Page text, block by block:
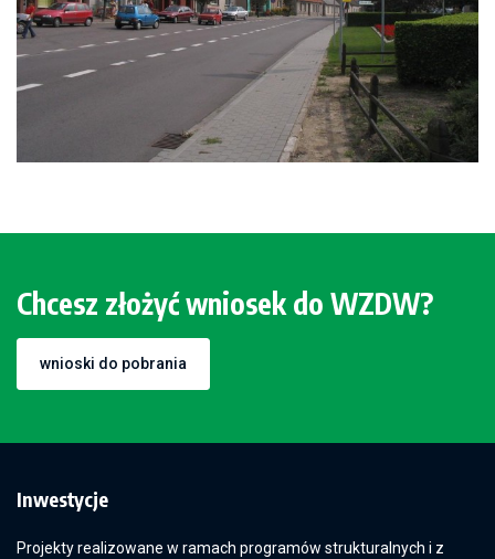
Chcesz złożyć wniosek do WZDW?
wnioski do pobrania
Inwestycje
Projekty realizowane w ramach programów strukturalnych i z